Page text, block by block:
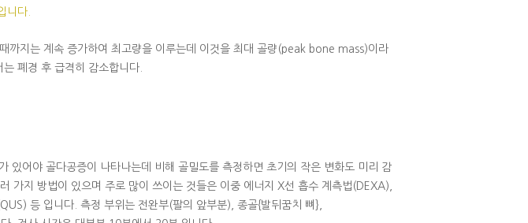
니다.
까지는 계속 증가하여 최고량을 이루는데 이것을 최대 골량(peak bone mass)이라
폐경 후 급격히 감소합니다.
있어야 골다공증이 나타나는데 비해 골밀도를 측정하면 초기의 작은 변화도 미리 감
가지 방법이 있으며 주로 많이 쓰이는 것들은 이중 에너지 X선 흡수 계측법(DEXA),
등 입니다. 측정 부위는 전완부(팔의 앞부분), 종골{발뒤꿈치 뼈},